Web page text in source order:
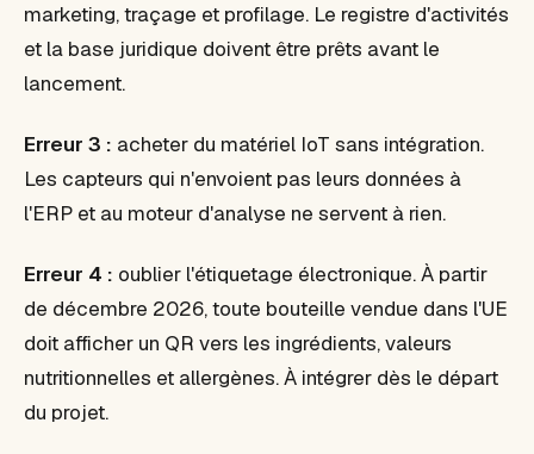
marketing, traçage et profilage. Le registre d'activités
et la base juridique doivent être prêts avant le
lancement.
Erreur 3 : acheter du matériel IoT sans intégration.
Les capteurs qui n'envoient pas leurs données à
l'ERP et au moteur d'analyse ne servent à rien.
Erreur 4 : oublier l'étiquetage électronique. À partir
de décembre 2026, toute bouteille vendue dans l'UE
doit afficher un QR vers les ingrédients, valeurs
nutritionnelles et allergènes. À intégrer dès le départ
du projet.